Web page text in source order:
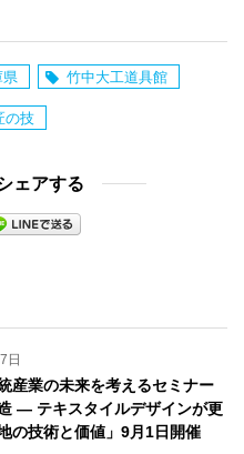
県 竹中大工道具館
の技
ェアする
日
産業の未来を考えるセミナー
造 ― テキスタイルデザインが更
の技術と価値」9月1日開催